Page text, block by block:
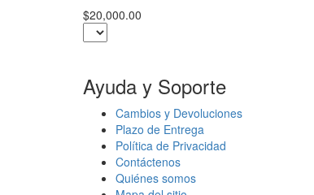
$20,000.00
Ayuda y Soporte
Cambios y Devoluciones
Plazo de Entrega
Política de Privacidad
Contáctenos
Quiénes somos